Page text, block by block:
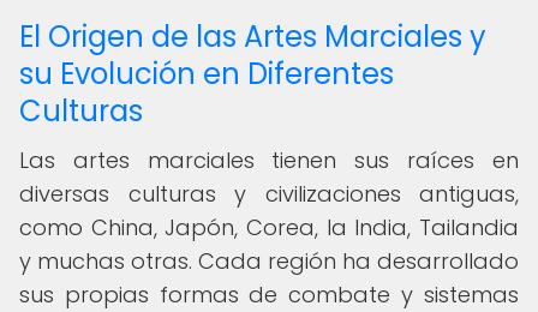
El Origen de las Artes Marciales y
su Evolución en Diferentes
Culturas
Las artes marciales tienen sus raíces en
diversas culturas y civilizaciones antiguas,
como China, Japón, Corea, la India, Tailandia
y muchas otras. Cada región ha desarrollado
sus propias formas de combate y sistemas